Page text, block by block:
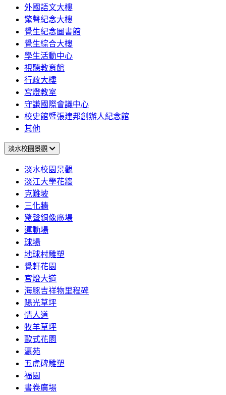
外國語文大樓
驚聲紀念大樓
覺生紀念圖書館
覺生綜合大樓
學生活動中心
視聽教育館
行政大樓
宮燈教室
守謙國際會議中心
校史館暨張建邦創辦人紀念館
其他
淡水校園景觀
淡水校園景觀
淡江大學花牆
克難坡
三化牆
驚聲銅像廣場
運動場
球場
地球村雕塑
覺軒花園
宮燈大道
海豚吉祥物里程碑
陽光草坪
情人道
牧羊草坪
歐式花園
瀛苑
五虎碑雕塑
福園
書卷廣場